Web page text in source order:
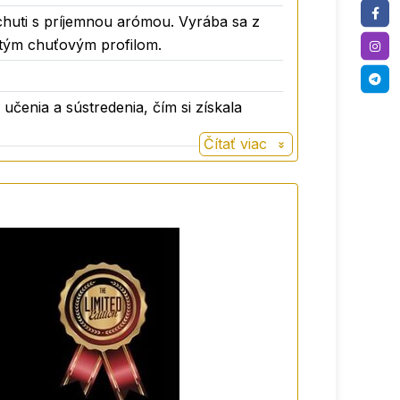
– dôležitý prvok dobrého
pre pevnejšie kosti. Funkčné
glykemickej odpovede pre Orafti®
vlákien publikovanom FDA.
prebiotickej vlákniny BENEO
s príjemnou arómou. Vyrába sa z
chuťovým profilom.
a sústredenia, čím si získala
Čítať viac